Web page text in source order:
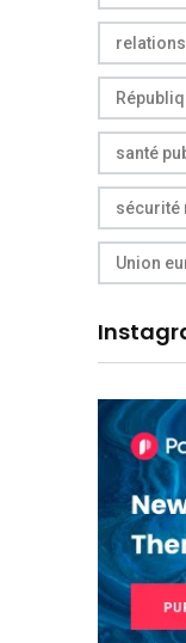
santé
sécurité
Union